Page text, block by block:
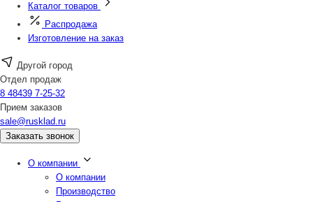
Каталог товаров
Распродажа
Изготовление на заказ
Другой город
Отдел продаж
8 48439 7-25-32
Прием заказов
sale@rusklad.ru
Заказать звонок
О компании
О компании
Производство